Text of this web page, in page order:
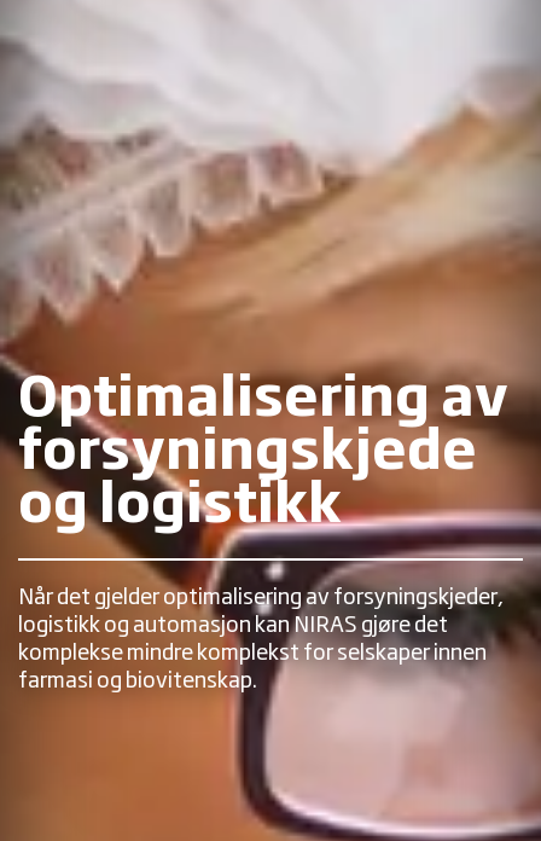
Optimalisering av
forsyningskjede
og logistikk
Når det gjelder optimalisering av forsyningskjeder,
logistikk og automasjon kan NIRAS gjøre det
komplekse mindre komplekst for selskaper innen
farmasi og biovitenskap.